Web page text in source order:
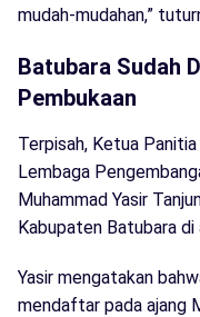
mudah-mudahan,”
Batubara Sudah
Pembukaan
Terpisah, Ketua
Lembaga
Muhammad Yasir
Kabupaten Batubara
Yasir mengatakan
mendaftar pada ajang